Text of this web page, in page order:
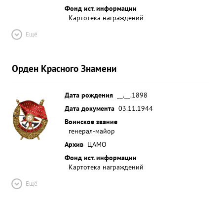
Фонд ист. информации
Картотека награждений
Ещё
Орден Красного Знамени
Дата рождения
__.__.1898
Дата документа 03.11.1944
Воинское звание
генерал-майор
Архив ЦАМО
Фонд ист. информации
Картотека награждений
Ещё